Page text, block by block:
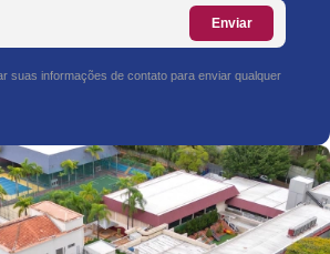
Enviar
suas informações de contato para enviar qualquer